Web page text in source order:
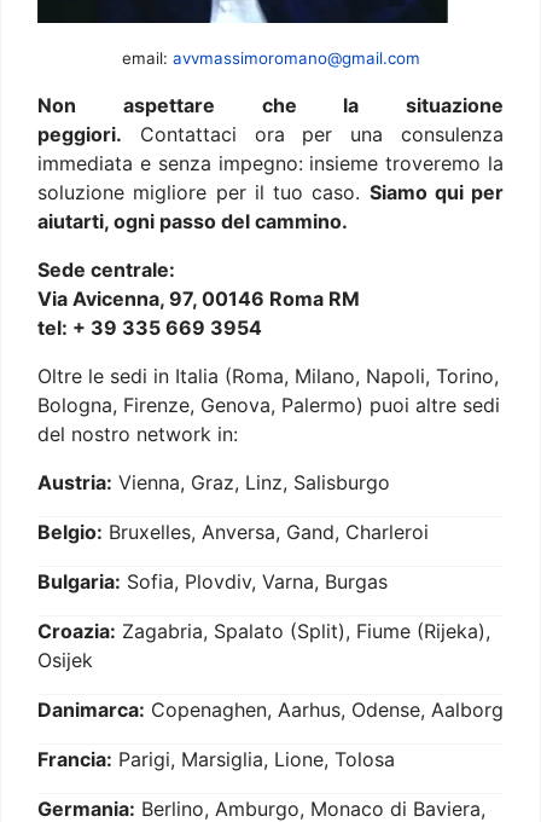
email: avvmassimoromano@gmail.com
Non aspettare che la situazione
peggiori. Contattaci ora per una consulenza
immediata e senza impegno: insieme troveremo la
soluzione migliore per il tuo caso. Siamo qui per
aiutarti, ogni passo del cammino.
Sede centrale:
Via Avicenna, 97, 00146 Roma RM
tel: + 39 335 669 3954
Oltre le sedi in Italia (Roma, Milano, Napoli, Torino,
Bologna, Firenze, Genova, Palermo) puoi altre sedi
del nostro network in:
Austria: Vienna, Graz, Linz, Salisburgo
Belgio: Bruxelles, Anversa, Gand, Charleroi
Bulgaria: Sofia, Plovdiv, Varna, Burgas
Croazia: Zagabria, Spalato (Split), Fiume (Rijeka),
Osijek
Danimarca: Copenaghen, Aarhus, Odense, Aalborg
Francia: Parigi, Marsiglia, Lione, Tolosa
Germania: Berlino, Amburgo, Monaco di Baviera,